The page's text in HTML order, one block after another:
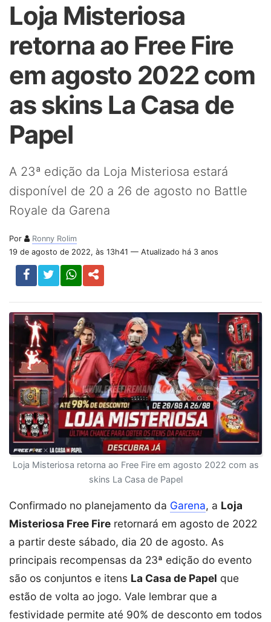
Loja Misteriosa
retorna ao Free Fire
em agosto 2022 com
as skins La Casa de
Papel
A 23ª edição da Loja Misteriosa estará
disponível de 20 a 26 de agosto no Battle
Royale da Garena
Por
Ronny Rolim
19 de agosto de 2022, às 13h41 — Atualizado há 3 anos
Loja Misteriosa retorna ao Free Fire em agosto 2022 com as
skins La Casa de Papel
Confirmado no planejamento da Garena, a Loja
Misteriosa Free Fire retornará em agosto de 2022
a partir deste sábado, dia 20 de agosto. As
principais recompensas da 23ª edição do evento
são os conjuntos e itens La Casa de Papel que
estão de volta ao jogo. Vale lembrar que a
festividade permite até 90% de desconto em todos